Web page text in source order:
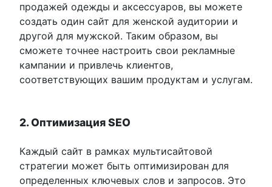
продажей одежды и аксессуаров, вы можете
создать один сайт для женской аудитории и
другой для мужской. Таким образом, вы
сможете точнее настроить свои рекламные
кампании и привлечь клиентов,
соответствующих вашим продуктам и услугам.
2. Оптимизация SEO
Каждый сайт в рамках мультисайтовой
стратегии может быть оптимизирован для
определенных ключевых слов и запросов. Это